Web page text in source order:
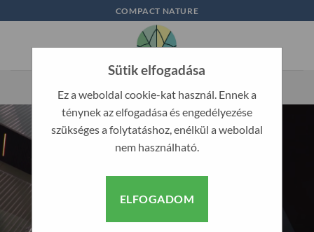
to
COMPACT NATURE
Sütik elfogadása
Ez a weboldal cookie-kat használ. Ennek a
ténynek az elfogadása és engedélyezése
szükséges a folytatáshoz, enélkül a weboldal
nem használható.
ELFOGADOM